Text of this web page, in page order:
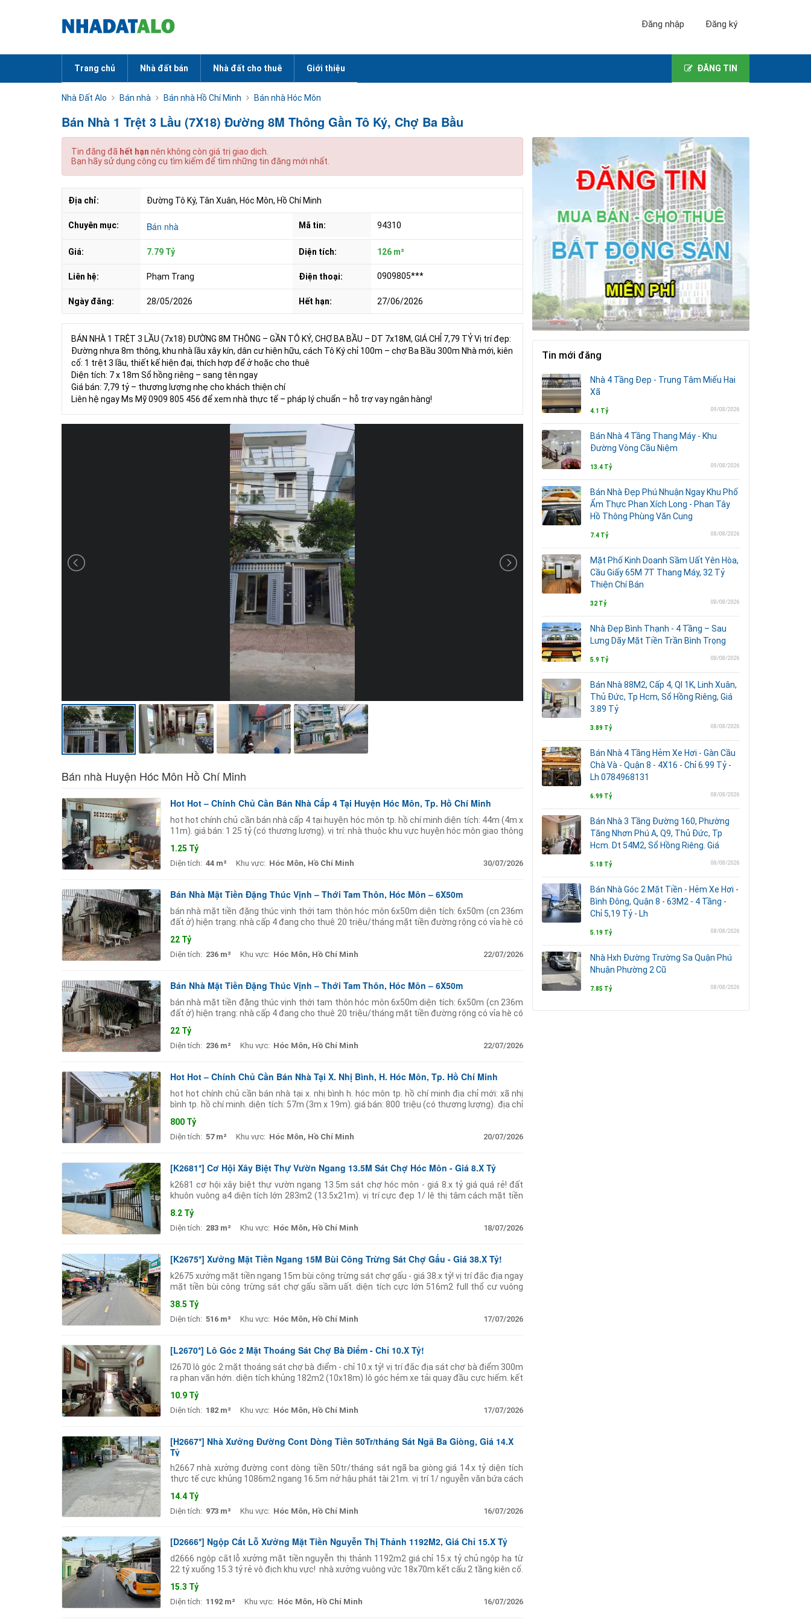
Đăng nhập Đăng ký
Trang chủ Nhà đất bán Nhà đất cho thuê Giới thiệu ĐĂNG TIN
Nhà Đất Alo Bán nhà Bán nhà Hồ Chí Minh Bán nhà Hóc Môn
Bán Nhà 1 Trệt 3 Lầu (7X18) Đường 8M Thông Gần Tô Ký, Chợ Ba Bầu
Tin đăng đã hết hạn nên không còn giá trị giao dịch.
Bạn hãy sử dụng công cụ tìm kiếm để tìm những tin đăng mới nhất.
Địa chỉ: Đường Tô Ký, Tân Xuân, Hóc Môn, Hồ Chí Minh
Chuyên mục: Bán nhà Mã tin: 94310
Giá: 7.79 Tỷ Diện tích: 126 m²
Liên hệ: Phạm Trang Điện thoại: 0909805***
Ngày đăng: 28/05/2026 Hết hạn: 27/06/2026
BÁN NHÀ 1 TRỆT 3 LẦU (7x18) ĐƯỜNG 8M THÔNG – GẦN TÔ KÝ, CHỢ BA BẦU – DT 7x18M, GIÁ CHỈ 7,79 TỶ Vị trí đẹp:
Đường nhựa 8m thông, khu nhà lầu xây kín, dân cư hiện hữu, cách Tô Ký chỉ 100m – chợ Ba Bầu 300m Nhà mới, kiên
cố: 1 trệt 3 lầu, thiết kế hiện đại, thích hợp để ở hoặc cho thuê
Diện tích: 7 x 18m Sổ hồng riêng – sang tên ngay
Giá bán: 7,79 tỷ – thương lượng nhẹ cho khách thiện chí
Liên hệ ngay Ms Mỹ 0909 805 456 để xem nhà thực tế – pháp lý chuẩn – hỗ trợ vay ngân hàng!
Bán nhà Huyện Hóc Môn Hồ Chí Minh
Hot Hot – Chính Chủ Cần Bán Nhà Cấp 4 Tại Huyện Hóc Môn, Tp. Hồ Chí Minh
hot hot chính chủ cần bán nhà cấp 4 tại huyện hóc môn tp. hồ chí minh diện tích: 44m (4m x
11m). giá bán: 1 25 tỷ (có thương lượng). vị trí: nhà thuộc khu vực huyện hóc môn giao thông
1.25 Tỷ
Diện tích: 44 m² Khu vực: Hóc Môn, Hồ Chí Minh 30/07/2026
Bán Nhà Mặt Tiền Đặng Thúc Vịnh – Thới Tam Thôn, Hóc Môn – 6X50m
bán nhà mặt tiền đặng thúc vịnh thới tam thôn hóc môn 6x50m diện tích: 6x50m (cn 236m
đất ở) hiện trạng: nhà cấp 4 đang cho thuê 20 triệu/tháng mặt tiền đường rộng có vỉa hè có
22 Tỷ
Diện tích: 236 m² Khu vực: Hóc Môn, Hồ Chí Minh 22/07/2026
Bán Nhà Mặt Tiền Đặng Thúc Vịnh – Thới Tam Thôn, Hóc Môn – 6X50m
bán nhà mặt tiền đặng thúc vịnh thới tam thôn hóc môn 6x50m diện tích: 6x50m (cn 236m
đất ở) hiện trạng: nhà cấp 4 đang cho thuê 20 triệu/tháng mặt tiền đường rộng có vỉa hè có
22 Tỷ
Diện tích: 236 m² Khu vực: Hóc Môn, Hồ Chí Minh 22/07/2026
Hot Hot – Chính Chủ Cần Bán Nhà Tại X. Nhị Bình, H. Hóc Môn, Tp. Hồ Chí Minh
hot hot chính chủ cần bán nhà tại x. nhị bình h. hóc môn tp. hồ chí minh địa chỉ mới: xã nhị
bình tp. hồ chí minh. diện tích: 57m (3m x 19m). giá bán: 800 triệu (có thương lượng). địa chỉ
800 Tỷ
Diện tích: 57 m² Khu vực: Hóc Môn, Hồ Chí Minh 20/07/2026
[K2681*] Cơ Hội Xây Biệt Thự Vườn Ngang 13.5M Sát Chợ Hóc Môn - Giá 8.X Tỷ
k2681 cơ hội xây biệt thự vườn ngang 13.5m sát chợ hóc môn - giá 8.x tỷ giá quá rẻ! đất
khuôn vuông a4 diện tích lớn 283m2 (13.5x21m). vị trí cực đẹp 1/ lê thị tâm cách mặt tiền
8.2 Tỷ
Diện tích: 283 m² Khu vực: Hóc Môn, Hồ Chí Minh 18/07/2026
[K2675*] Xưởng Mặt Tiền Ngang 15M Bùi Công Trừng Sát Chợ Gấu - Giá 38.X Tỷ!
k2675 xưởng mặt tiền ngang 15m bùi công trừng sát chợ gấu - giá 38.x tỷ! vị trí đắc địa ngay
mặt tiền bùi công trừng sát chợ gấu sầm uất. diện tích cực lớn 516m2 full thổ cư vuông
38.5 Tỷ
Diện tích: 516 m² Khu vực: Hóc Môn, Hồ Chí Minh 17/07/2026
[L2670*] Lô Góc 2 Mặt Thoáng Sát Chợ Bà Điểm - Chỉ 10.X Tỷ!
l2670 lô góc 2 mặt thoáng sát chợ bà điểm - chỉ 10.x tỷ! vị trí đắc địa sát chợ bà điểm 300m
ra phan văn hớn. diện tích khủng 182m2 (10x18m) lô góc hẻm xe tải quay đầu cực hiếm. kết
10.9 Tỷ
Diện tích: 182 m² Khu vực: Hóc Môn, Hồ Chí Minh 17/07/2026
[H2667*] Nhà Xưởng Đường Cont Dòng Tiền 50Tr/tháng Sát Ngã Ba Giòng, Giá 14.X
Tỷ
h2667 nhà xưởng đường cont dòng tiền 50tr/tháng sát ngã ba giòng giá 14.x tỷ diện tích
thực tế cực khủng 1086m2 ngang 16.5m nở hậu phát tài 21m. vị trí 1/ nguyễn văn bứa cách
14.4 Tỷ
Diện tích: 973 m² Khu vực: Hóc Môn, Hồ Chí Minh 16/07/2026
[D2666*] Ngộp Cắt Lỗ Xưởng Mặt Tiền Nguyễn Thị Thảnh 1192M2, Giá Chỉ 15.X Tỷ
d2666 ngộp cắt lỗ xưởng mặt tiền nguyễn thị thảnh 1192m2 giá chỉ 15.x tỷ chủ ngộp hạ từ
22 tỷ xuống 15.3 tỷ rẻ vô địch khu vực! ️ nhà xưởng vuông vức 18x70m kết cấu 2 tầng kiên cố.
15.3 Tỷ
Diện tích: 1192 m² Khu vực: Hóc Môn, Hồ Chí Minh 16/07/2026
Tin mới đăng
Nhà 4 Tầng Đẹp - Trung Tâm Miếu Hai
Xã
4.1 Tỷ 09/08/2026
Bán Nhà 4 Tầng Thang Máy - Khu
Đường Vòng Cầu Niệm
13.4 Tỷ 09/08/2026
Bán Nhà Đẹp Phú Nhuận Ngay Khu Phố
Ẩm Thực Phan Xích Long - Phan Tây
Hồ Thông Phùng Văn Cung
7.4 Tỷ 08/08/2026
Mặt Phố Kinh Doanh Sầm Uất Yên Hòa,
Cầu Giấy 65M 7T Thang Máy, 32 Tỷ
Thiện Chí Bán
32 Tỷ 08/08/2026
Nhà Đẹp Bình Thạnh - 4 Tầng – Sau
Lưng Dãy Mặt Tiền Trần Bình Trọng
5.9 Tỷ 08/08/2026
Bán Nhà 88M2, Cấp 4, Ql 1K, Linh Xuân,
Thủ Đức, Tp Hcm, Sổ Hồng Riêng, Giá
3.89 Tỷ
3.89 Tỷ 08/08/2026
Bán Nhà 4 Tầng Hẻm Xe Hơi - Gàn Cầu
Chà Và - Quận 8 - 4X16 - Chỉ 6.99 Tỷ -
Lh 0784968131
6.99 Tỷ 08/08/2026
Bán Nhà 3 Tầng Đường 160, Phường
Tăng Nhơn Phú A, Q9, Thủ Đức, Tp
Hcm. Dt 54M2, Sổ Hồng Riêng. Giá
5.18 Tỷ 08/08/2026
Bán Nhà Góc 2 Mặt Tiền - Hẻm Xe Hơi -
Bình Đông, Quận 8 - 63M2 - 4 Tầng -
Chỉ 5,19 Tỷ - Lh
5.19 Tỷ 08/08/2026
Nhà Hxh Đường Trường Sa Quận Phú
Nhuận Phường 2 Cũ
7.85 Tỷ 08/08/2026